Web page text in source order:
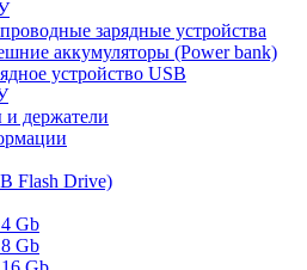
зарядные устройства
аккумуляторы (Power bank)
устройство USB
держатели
Flash Drive)
Gb
Gb